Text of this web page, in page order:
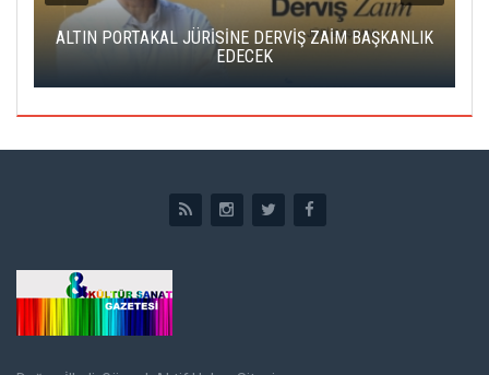
ALTIN PORTAKAL JÜRİSİNE DERVİŞ ZAİM BAŞKANLIK
EDECEK